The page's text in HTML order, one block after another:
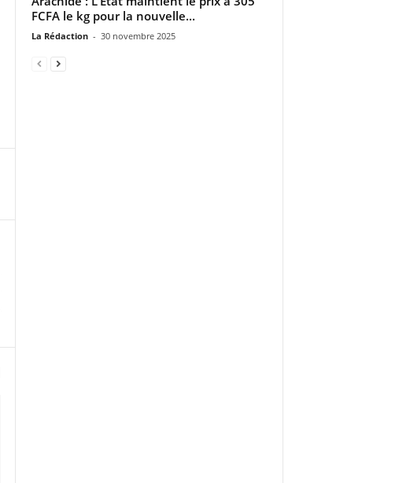
FCFA le kg pour la nouvelle...
La Rédaction - 30 novembre 2025